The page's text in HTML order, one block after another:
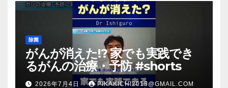
除菌
がんが消えた!? 家でも実践でき
るがんの治療・予防 #shorts
2026年7月4日 PIKAKICHI2015@GMAIL.COM